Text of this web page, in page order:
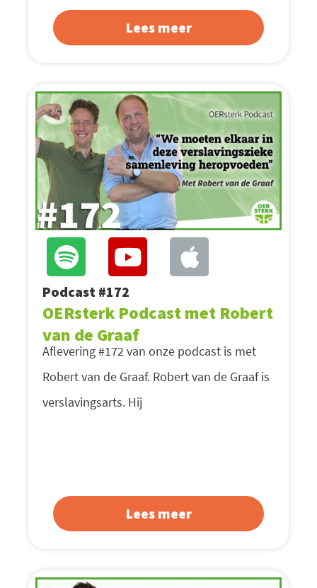
Lees meer
Podcast #172
OERsterk Podcast met Robert
van de Graaf
Aflevering #172 van onze podcast is met
Robert van de Graaf. Robert van de Graaf is
verslavingsarts. Hij
Lees meer